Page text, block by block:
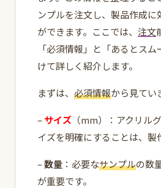
ンプルを注文し、製品作成に
ができます。ここでは、 注文
「必須情報」と「あるとス
けて詳しく紹介します。
まずは、 必須情報から見てい
–サイズ （mm）：アクリル
イズを明確にすることは、製
–数量 ：必要なサンプルの数
が重要です。